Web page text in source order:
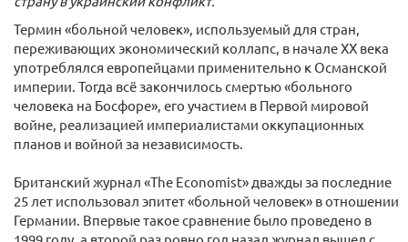
Термин «больной человек», используемый для стран,
переживающих экономический коллапс, в начале XX века
употреблялся европейцами применительно к Османской
империи. Тогда всё закончилось смертью «больного
человека на Босфоре», его участием в Первой мировой
войне, реализацией империалистами оккупационных
планов и войной за независимость.
Британский журнал «The Economist» дважды за последние
25 лет использовал эпитет «больной человек» в отношении
Германии. Впервые такое сравнение было проведено в